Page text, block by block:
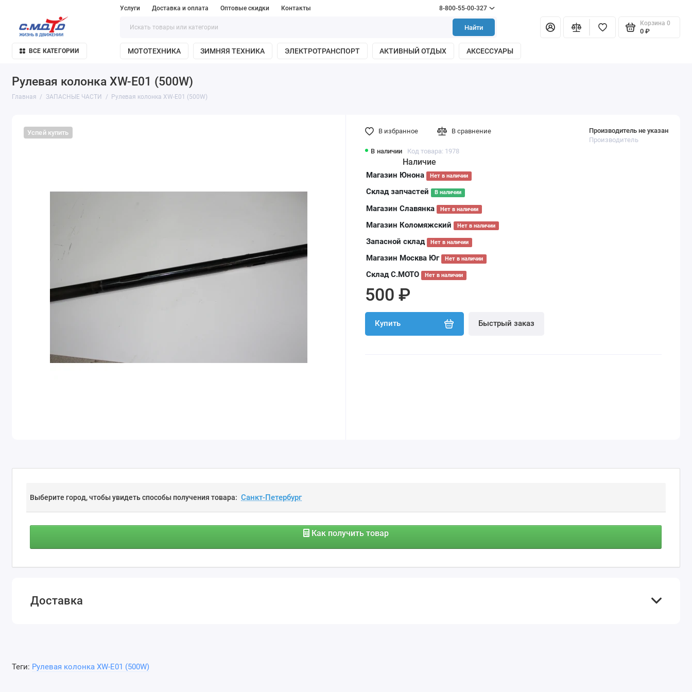
Услуги Доставка и оплата Оптовые скидки Контакты 8-800-55-00-327
Найти
Корзина 0
0 ₽
ВСЕ КАТЕГОРИИ МОТОТЕХНИКА ЗИМНЯЯ ТЕХНИКА ЭЛЕКТРОТРАНСПОРТ АКТИВНЫЙ ОТДЫХ АКСЕССУАРЫ
Рулевая колонка XW-E01 (500W)
Главная ЗАПАСНЫЕ ЧАСТИ Рулевая колонка XW-E01 (500W)
Успей купить
В наличии Код товара: 1978
Производитель не указан
Производитель
Наличие
Магазин Юнона Нет в наличии
Склад запчастей В наличии
Магазин Славянка Нет в наличии
Магазин Коломяжский Нет в наличии
Запасной склад Нет в наличии
Магазин Москва Юг Нет в наличии
Склад С.МОТО Нет в наличии
500 ₽
Купить Быстрый заказ
В избранное В сравнение
Выберите город, чтобы увидеть способы получения товара:
Как получить товар
Доставка
Теги: Рулевая колонка XW-E01 (500W)